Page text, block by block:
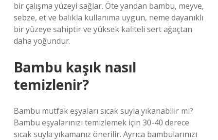
bir çalışma yüzeyi sağlar. Öte yandan bambu, meyve,
sebze, et ve balıkla kullanıma uygun, neme dayanıklı
bir yüzeye sahiptir ve yüksek kaliteli sert ağaçtan
daha yoğundur.
Bambu kaşık nasıl
temizlenir?
Bambu mutfak eşyaları sıcak suyla yıkanabilir mi?
Bambu eşyalarınızı temizlemek için 30-40 derece
sıcak suyla yıkamanız önerilir. Ayrıca bambularınızı